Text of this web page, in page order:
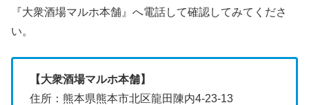
『大衆酒場マルホ本舗』へ電話して確認してみてくださ
い。
【大衆酒場マルホ本舗】
住所：熊本県熊本市北区龍田陳内4-23-13